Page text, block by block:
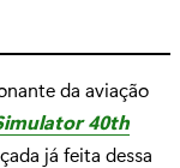
da aviação
40th
já feita dessa